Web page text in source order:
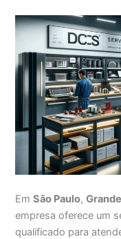
EmSão Paulo,
empresa oferece um
qualificado para